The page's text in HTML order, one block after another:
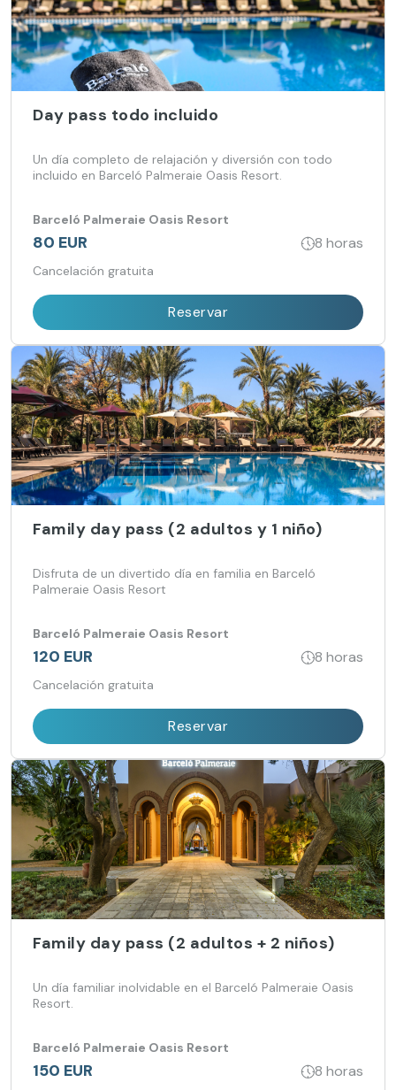
Day pass todo incluido
Un día completo de relajación y diversión con todo
incluido en Barceló Palmeraie Oasis Resort.
Barceló Palmeraie Oasis Resort
80 EUR 8 horas
Cancelación gratuita
Reservar
Family day pass (2 adultos y 1 niño)
Disfruta de un divertido día en familia en Barceló
Palmeraie Oasis Resort
Barceló Palmeraie Oasis Resort
120 EUR 8 horas
Cancelación gratuita
Reservar
Family day pass (2 adultos + 2 niños)
Un día familiar inolvidable en el Barceló Palmeraie Oasis
Resort.
Barceló Palmeraie Oasis Resort
150 EUR 8 horas